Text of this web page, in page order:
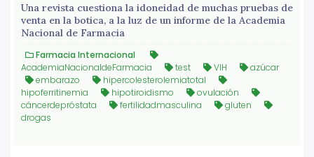
Una revista cuestiona la idoneidad de muchas pruebas de
venta en la botica, a la luz de un informe de la Academia
Nacional de Farmacia
Farmacia Internacional
AcademiaNacionaldeFarmacia
test VIH
azúcar
embarazo
hipercolesterolemiatotal
hipoferritinemia
hipotiroidismo
ovulación
cáncerdepróstata
fertilidadmasculina
gluten
drogas